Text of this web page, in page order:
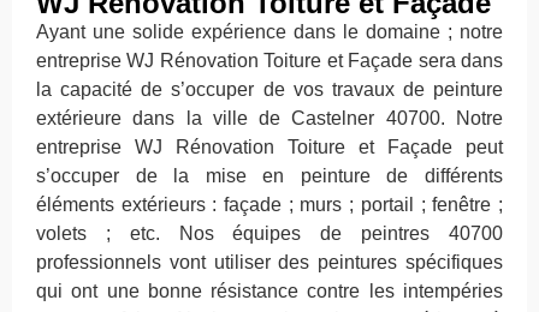
Ayant une solide expérience dans le domaine ; notre
entreprise WJ Rénovation Toiture et Façade sera dans
la capacité de s’occuper de vos travaux de peinture
extérieure dans la ville de Castelner 40700. Notre
entreprise WJ Rénovation Toiture et Façade peut
s’occuper de la mise en peinture de différents
éléments extérieurs : façade ; murs ; portail ; fenêtre ;
volets ; etc. Nos équipes de peintres 40700
professionnels vont utiliser des peintures spécifiques
qui ont une bonne résistance contre les intempéries